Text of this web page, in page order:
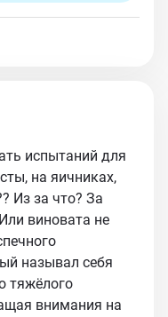
испытаний для
на яичниках,
Из за что? За
виновата не
называл себя
тяжёлого
внимания на